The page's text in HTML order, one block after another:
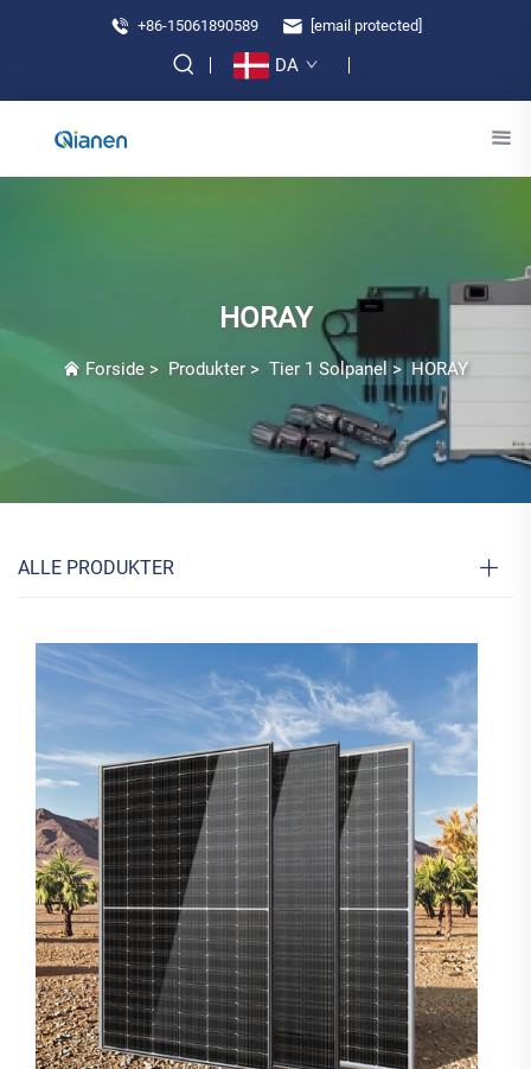
+86-15061890589 [email protected]
DA
HORAY
Forside > Produkter > Tier 1 Solpanel >HORAY
ALLE PRODUKTER